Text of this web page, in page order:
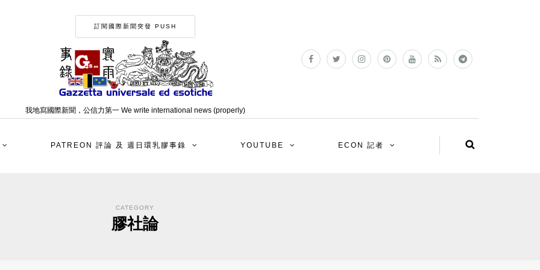
訂閱國際新聞突發 PUSH
我地寫國際新聞，公信力第一 We write international news (properly)
PATREON 評論 及 週日環乳膠事錄 YOUTUBE ECON 記者
CATEGORY
膠社論